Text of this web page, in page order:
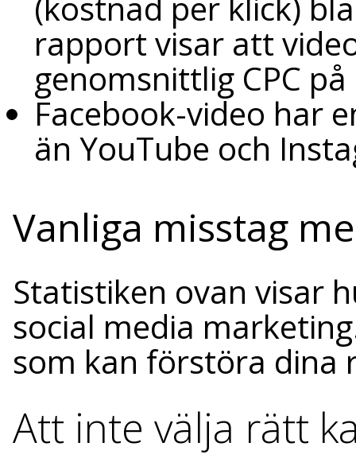
rapport visar att
genomsnittlig CPC på
Facebook-video har
än YouTube och
Vanliga misstag
Statistiken ovan visar
social media
som kan förstöra dina
Att inte välja rätt